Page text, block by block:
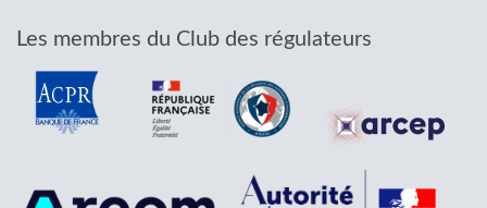
Les membres du Club des régulateurs